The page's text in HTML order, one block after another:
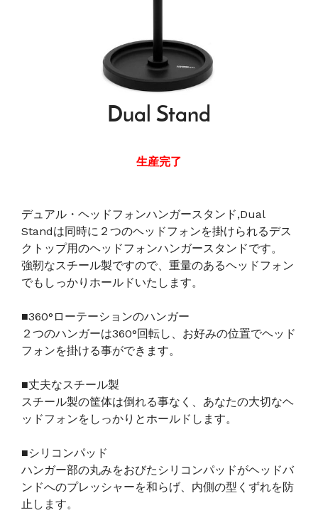
Dual Stand
生産完了
デュアル・ヘッドフォンハンガースタンド,Dual
Standは同時に２つのヘッドフォンを掛けられるデス
クトップ用のヘッドフォンハンガースタンドです。
強靭なスチール製ですので、重量のあるヘッドフォン
でもしっかりホールドいたします。
■360°ローテーションのハンガー
２つのハンガーは360°回転し、お好みの位置でヘッド
フォンを掛ける事ができます。
■丈夫なスチール製
スチール製の筐体は倒れる事なく、あなたの大切なヘ
ッドフォンをしっかりとホールドします。
■シリコンパッド
ハンガー部の丸みをおびたシリコンパッドがヘッドバ
ンドへのプレッシャーを和らげ、内側の型くずれを防
止します。